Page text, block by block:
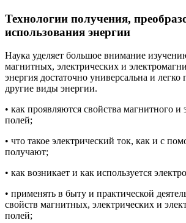
Технологии получения,
использования энергии
Наука уделяет большое внимание
магнитных, электрических и
энергия достаточно универсальна и легко
другие виды энергии.
• как проявляются свойства магнитного и
полей;
• что такое электрический ток, как и с
получают;
• как возникает и как используется
• применять в быту и практической
свойств магнитных, электрических и
полей;